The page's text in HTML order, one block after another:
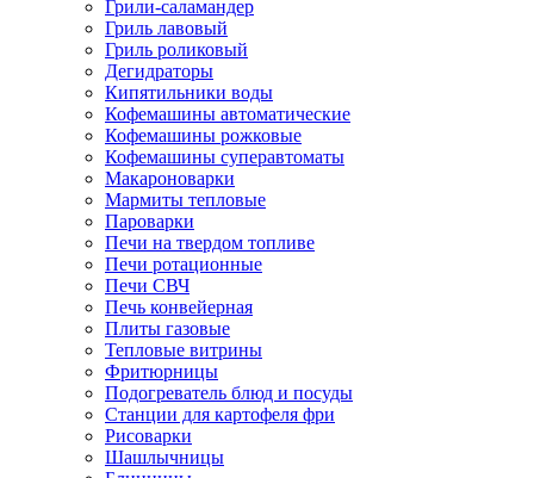
Грили-саламандер
Гриль лавовый
Гриль роликовый
Дегидраторы
Кипятильники воды
Кофемашины автоматические
Кофемашины рожковые
Кофемашины суперавтоматы
Макароноварки
Мармиты тепловые
Пароварки
Печи на твердом топливе
Печи ротационные
Печи СВЧ
Печь конвейерная
Плиты газовые
Тепловые витрины
Фритюрницы
Подогреватель блюд и посуды
Станции для картофеля фри
Рисоварки
Шашлычницы